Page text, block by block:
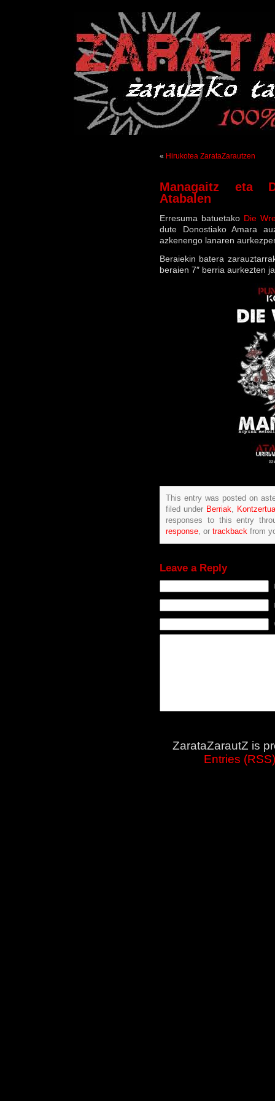
« Hirukotea ZarataZarautzen
Managaitz eta
Atabalen
Erresuma batuetako Die
dute Donostiako Amara
azkenengo lanaren
Beraiekin batera
beraien 7″ berria aurkezten
This entry was posted on
filed under Berriak
responses to this entry
response , or trackback from
Leave a Reply
ZarataZarautZ is
Entries (RSS)